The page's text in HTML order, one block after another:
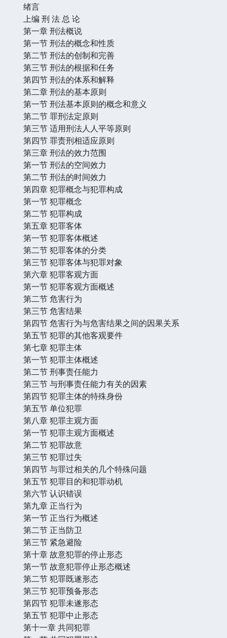
绪言
上编 刑 法 总 论
第一章 刑法概说
第一节 刑法的概念和性质
第二节 刑法的创制和完善
第三节 刑法的根据和任务
第四节 刑法的体系和解释
第二章 刑法的基本原则
第一节 刑法基本原则的概念和意义
第二节 罪刑法定原则
第三节 适用刑法人人平等原则
第四节 罪责刑相适应原则
第三章 刑法的效力范围
第一节 刑法的空间效力
第二节 刑法的时间效力
第四章 犯罪概念与犯罪构成
第一节 犯罪概念
第二节 犯罪构成
第五章 犯罪客体
第一节 犯罪客体概述
第二节 犯罪客体的分类
第三节 犯罪客体与犯罪对象
第六章 犯罪客观方面
第一节 犯罪客观方面概述
第二节 危害行为
第三节 危害结果
第四节 危害行为与危害结果之间的因果关系
第五节 犯罪的其他客观要件
第七章 犯罪主体
第一节 犯罪主体概述
第二节 刑事责任能力
第三节 与刑事责任能力有关的因素
第四节 犯罪主体的特殊身份
第五节 单位犯罪
第八章 犯罪主观方面
第一节 犯罪主观方面概述
第二节 犯罪故意
第三节 犯罪过失
第四节 与罪过相关的几个特殊问题
第五节 犯罪目的和犯罪动机
第六节 认识错误
第九章 正当行为
第一节 正当行为概述
第二节 正当防卫
第三节 紧急避险
第十章 故意犯罪的停止形态
第一节 故意犯罪停止形态概述
第二节 犯罪既遂形态
第三节 犯罪预备形态
第四节 犯罪未遂形态
第五节 犯罪中止形态
第十一章 共同犯罪